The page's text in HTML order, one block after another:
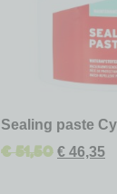
Sealing paste
€51,50 € 46,35